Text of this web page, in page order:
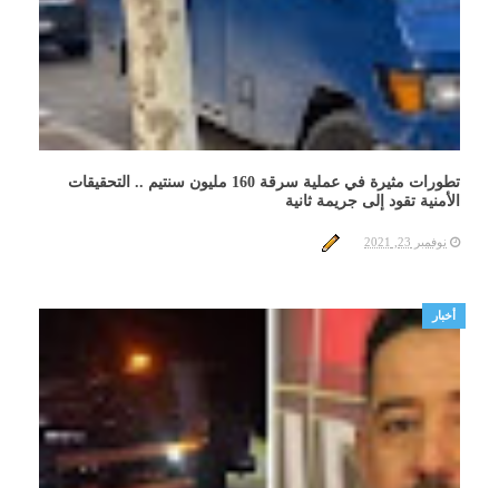
تطورات مثيرة في عملية سرقة 160 مليون سنتيم .. التحقيقات
الأمنية تقود إلى جريمة ثانية
نوفمبر 23, 2021
أخبار